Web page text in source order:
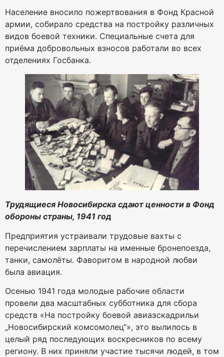
Население вносило пожертвования в Фонд Красной
армии, собирало средства на постройку различных
видов боевой техники. Специальные счета для
приёма добровольных взносов работали во всех
отделениях Госбанка.
Трудящиеся Новосибирска сдают ценности в Фонд
обороны страны, 1941 год
Предприятия устраивали трудовые вахты с
перечислением зарплаты на именные бронепоезда,
танки, самолёты. Фаворитом в народной любви
была авиация.
Осенью 1941 года молодые рабочие области
провели два масштабных субботника для сбора
средств «На постройку боевой авиаэскадрильи
„Новосибирский комсомолец“», это вылилось в
целый ряд последующих воскресников по всему
региону. В них приняли участие тысячи людей, в том